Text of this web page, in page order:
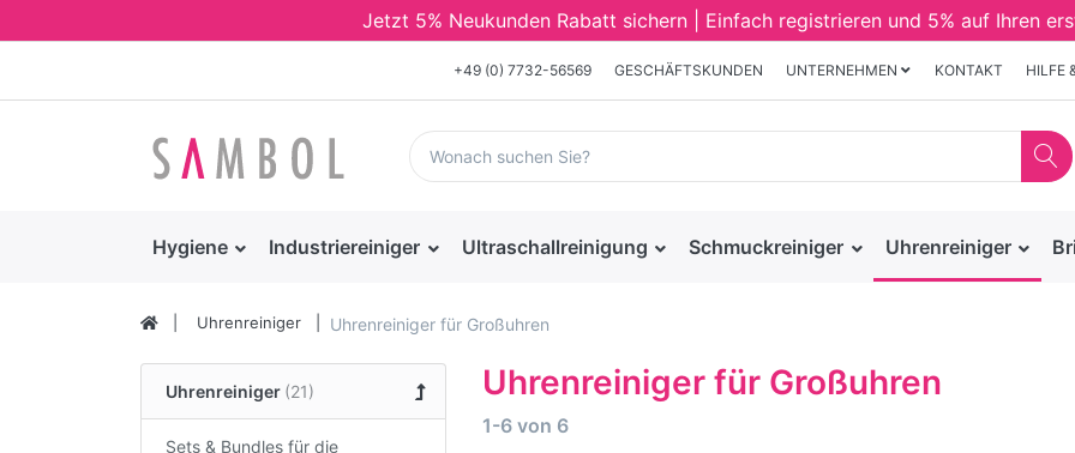
Jetzt 5% Neukunden Rabatt sichern | Einfach registrieren und 5% auf Ihren
+49 (0) 7732-56569 GESCHÄFTSKUNDEN UNTERNEHMEN KONTAKT HILFE
Hygiene Industriereiniger Ultraschallreinigung Schmuckreiniger Uhrenreiniger
Uhrenreiniger Uhrenreiniger für Großuhren
Uhrenreiniger
Sets & Bundles für die
Uhrenreiniger für Großuhren
1-6 von 6